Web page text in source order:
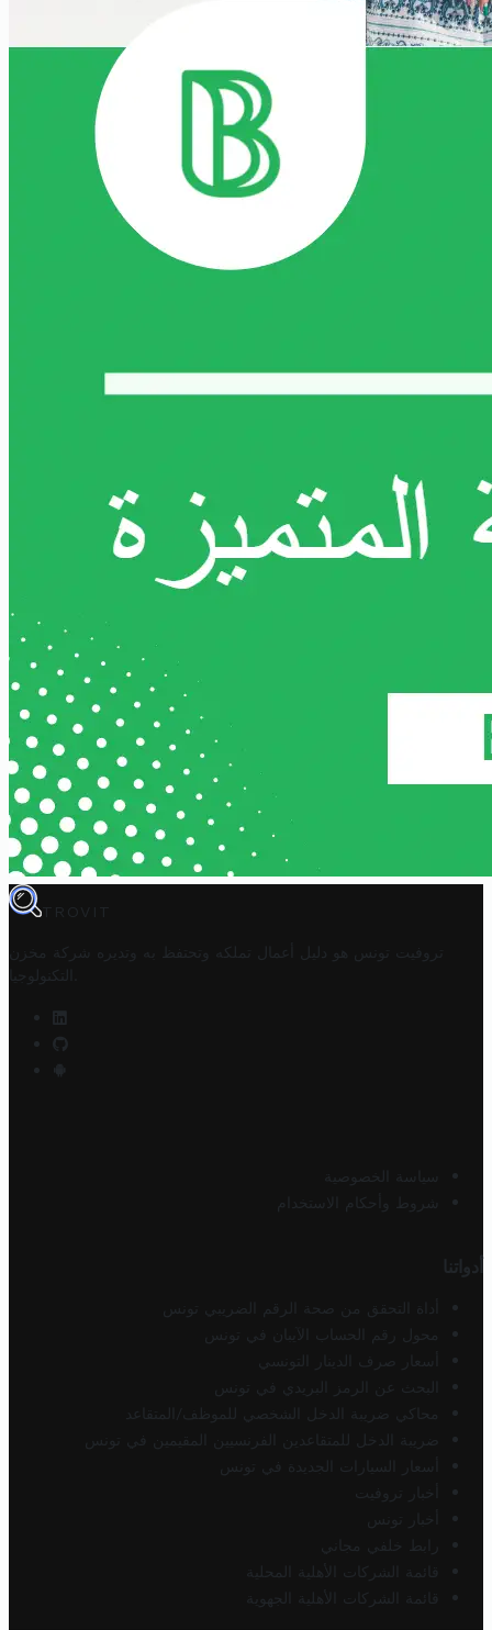
TROVIT
تروفيت تونس هو دليل أعمال تملكه وتحتفظ به وتديره
شركة مخزن
التكنولوجيا
سياسة الخصوصية
شروط وأحكام الاستخدام
أدواتنا
أداة التحقق من صحة الرقم الضريبي تونس
محول رقم الحساب الآيبان في تونس
أسعار صرف الدينار التونسي
البحث عن الرمز البريدي في تونس
محاكي ضريبة الدخل الشخصي للموظف/المتقاعد
ضريبة الدخل للمتقاعدين الفرنسيين المقيمين في تونس
أسعار السيارات الجديدة في تونس
أخبار تروفيت
أخبار تونس
رابط خلفي مجاني
قائمة الشركات الأهلية المحلية
قائمة الشركات الأهلية الجهوية